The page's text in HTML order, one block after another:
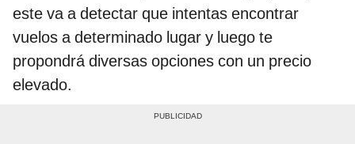
este va a detectar que intentas encontrar
vuelos a determinado lugar y luego te
propondrá diversas opciones con un precio
elevado.